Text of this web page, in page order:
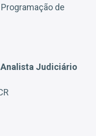
de
Analista Judiciário